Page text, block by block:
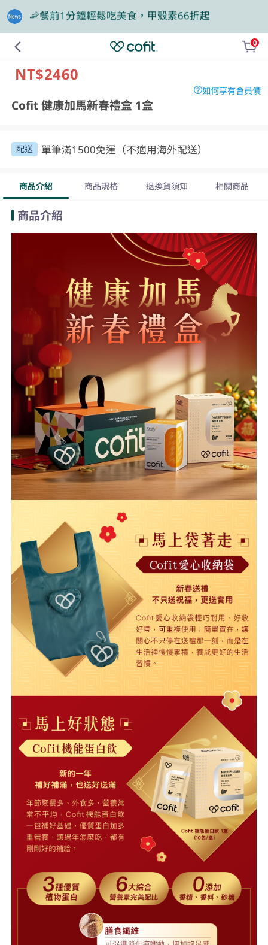
🎁買大餐包送蛋白飲，滿額再抽豪華住宿券
❤️老爸我來守護，專區商品任2件88折 0
NT$2460
如何享有會員價
Cofit 健康加馬新春禮盒 1盒
配送 單筆滿1500免運（不適用海外配送）
商品介紹 商品規格 退換貨須知 相關商品
商品介紹